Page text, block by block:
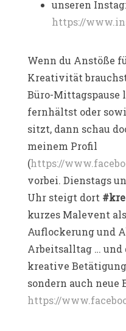
unseren
https://
Wenn du Anstöße
Kreativität
Büro-Mittagspause
fernhältst oder
sitzt, dann schau
meinem Profil
(https://
vorbei. Dienstags
Uhr steigt dort
kurzes Malevent
Auflockerung und
Arbeitsalltag … und
kreative
sondern auch neue
https://